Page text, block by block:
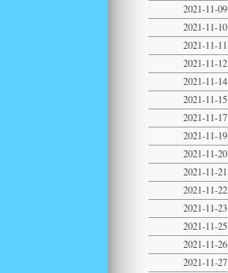
2021-11-09
2021-11-10
2021-11-11
2021-11-12
2021-11-14
2021-11-15
2021-11-17
2021-11-19
2021-11-20
2021-11-21
2021-11-22
2021-11-23
2021-11-25
2021-11-26
2021-11-27